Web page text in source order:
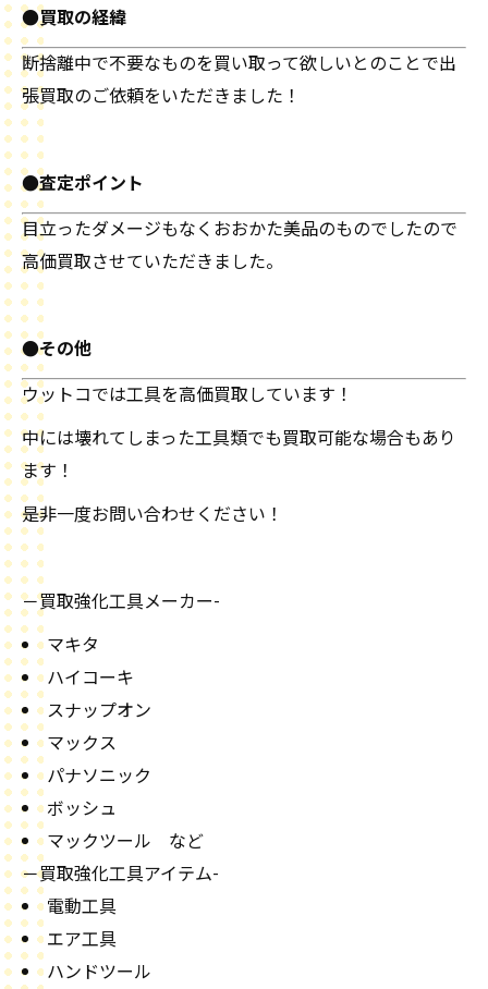
●買取の経緯
断捨離中で不要なものを買い取って欲しいとのことで出
張買取のご依頼をいただきました！
●査定ポイント
目立ったダメージもなくおおかた美品のものでしたので
高価買取させていただきました。
●その他
ウットコでは工具を高価買取しています！
中には壊れてしまった工具類でも買取可能な場合もあり
ます！
是非一度お問い合わせください！
－買取強化工具メーカー-
マキタ
ハイコーキ
スナップオン
マックス
パナソニック
ボッシュ
マックツール など
－買取強化工具アイテム-
電動工具
エア工具
ハンドツール